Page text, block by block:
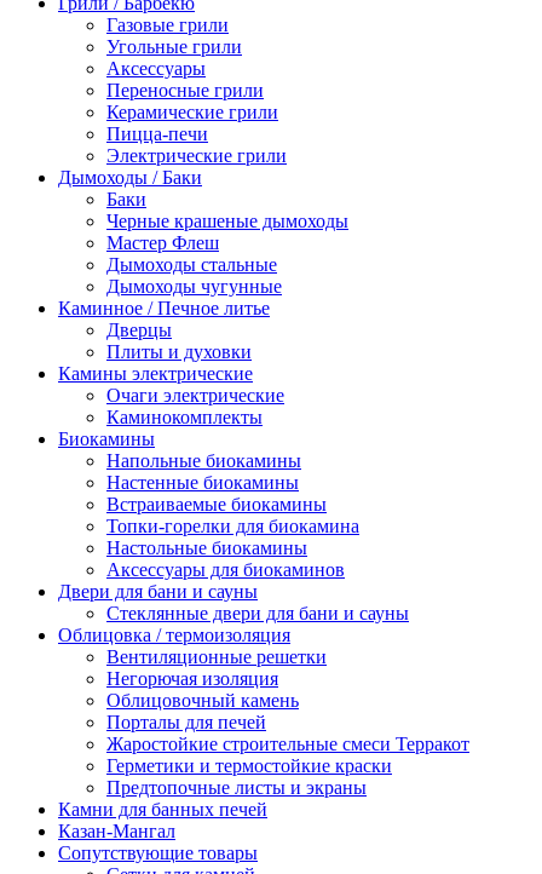
Газовые грили
Угольные грили
Аксессуары
Переносные грили
Керамические грили
Пицца-печи
Электрические грили
Дымоходы / Баки
Баки
Черные крашеные дымоходы
Мастер Флеш
Дымоходы стальные
Дымоходы чугунные
Каминное / Печное литье
Дверцы
Плиты и духовки
Камины электрические
Очаги электрические
Каминокомплекты
Биокамины
Напольные биокамины
Настенные биокамины
Встраиваемые биокамины
Топки-горелки для биокамина
Настольные биокамины
Аксессуары для биокаминов
Двери для бани и сауны
Стеклянные двери для бани и сауны
Облицовка / термоизоляция
Вентиляционные решетки
Негорючая изоляция
Облицовочный камень
Порталы для печей
Жаростойкие строительные смеси Терракот
Герметики и термостойкие краски
Предтопочные листы и экраны
Камни для банных печей
Казан-Мангал
Сопутствующие товары